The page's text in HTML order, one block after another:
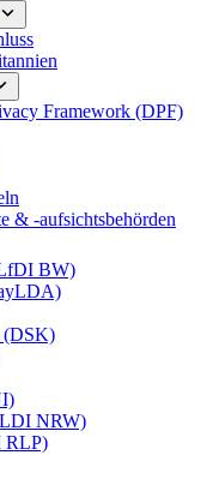
Framework (DPF)
& -aufsichtsbehörden
BW)
(DSK)
NRW)
RLP)